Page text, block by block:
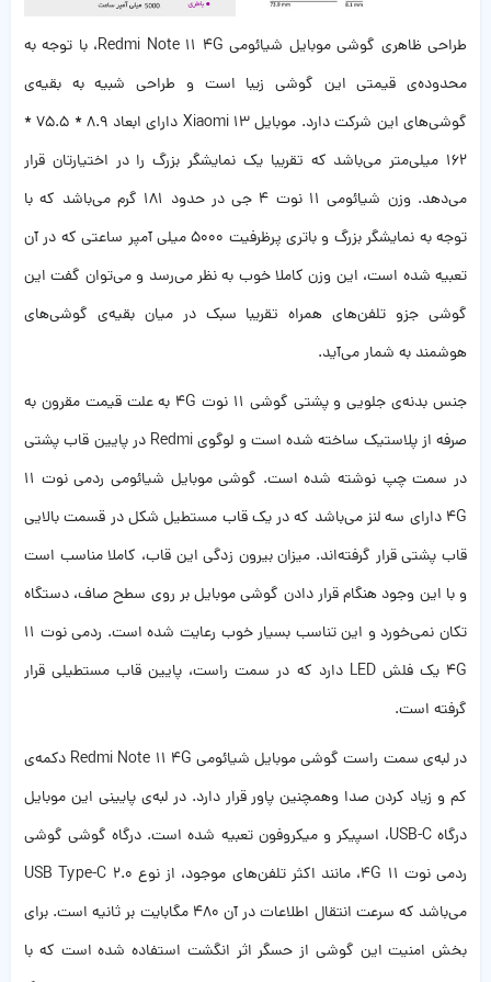
طراحی ظاهری گوشی موبایل شیائومی Redmi Note 11 4G، با توجه به
محدوده‌ی قیمتی این گوشی زیبا است و طراحی شبیه به بقیه‌ی
گوشی‌های این شرکت دارد. موبایل Xiaomi 13 دارای ابعاد ۸.۹ * ۷۵.۵ *
۱۶۲ میلی‌متر می‌باشد که تقریبا یک نمایشگر بزرگ را در اختیارتان قرار
می‌دهد. وزن شیائومی ۱۱ نوت ۴ جی در حدود ۱۸۱ گرم می‌باشد که با
توجه به نمایشگر بزرگ و باتری پرظرفیت ۵۰۰۰ میلی آمپر ساعتی که در آن
تعبیه شده است، این وزن کاملا خوب به نظر می‌رسد و می‌توان گفت این
گوشی جزو تلفن‌های همراه تقریبا سبک در میان بقیه‌ی گوشی‌های
هوشمند به شمار می‌آید‌.
جنس بدنه‌ی جلویی و پشتی گوشی ۱۱ نوت 4G به علت قیمت مقرون به
صرفه از پلاستیک ساخته شده است و لوگوی Redmi در پایین قاب پشتی
در سمت چپ نوشته شده است. گوشی موبایل شیائومی ردمی نوت ۱۱
4G دارای سه لنز می‌باشد که در یک قاب مستطیل شکل در قسمت بالایی
قاب پشتی قرار گرفته‌اند. میزان بیرون زدگی این قاب، کاملا مناسب است
و با این وجود هنگام قرار دادن گوشی موبایل بر روی سطح صاف، دستگاه
تکان نمی‌خورد و این تناسب بسیار خوب رعایت شده است‌. ردمی نوت ۱۱
4G یک فلش LED دارد که در سمت راست، پایین قاب مستطیلی قرار
گرفته است.
در لبه‌ی سمت راست گوشی موبایل شیائومی Redmi Note 11 4G دکمه‌ی
کم و زیاد کردن صدا وهمچنین پاور قرار دارد. در لبه‌ی پایینی این موبایل
درگاه USB-C، اسپیکر و میکروفون تعبیه شده است. درگاه گوشی گوشی
ردمی نوت ۱۱ 4G، مانند اکثر تلفن‌های موجود، از نوع USB Type-C 2.0
می‌باشد که سرعت انتقال اطلاعات در آن ۴۸۰ مگابایت بر ثانیه است. برای
بخش امنیت این گوشی از حسگر اثر انگشت استفاده شده است که با